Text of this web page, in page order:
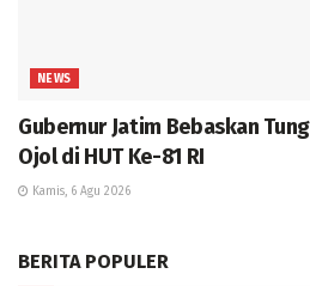
NEWS
Gubernur Jatim Bebaskan
Ojol di HUT Ke-81 RI
Kamis, 6 Agu 2026
BERITA POPULER